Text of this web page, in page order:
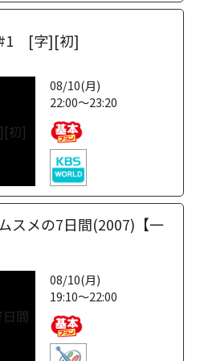
[字][初]
08/10(月)
22:00～23:20
スメの7日間(2007)【一
08/10(月)
19:10～22:00